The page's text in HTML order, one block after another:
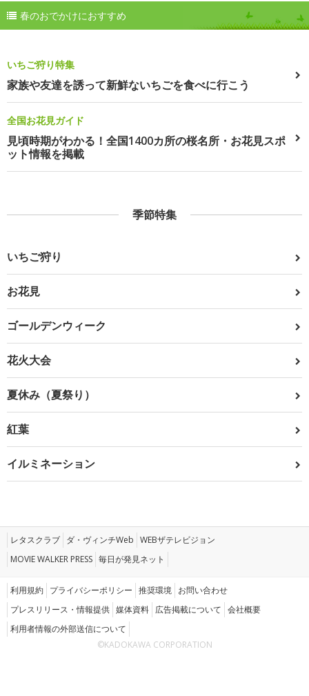
春のおでかけにおすすめ
いちご狩り特集
家族や友達を誘って新鮮ないちごを食べに行こう
全国お花見ガイド
見頃時期がわかる！全国1400カ所の桜名所・お花見スポ
ット情報を掲載
季節特集
いちご狩り
お花見
ゴールデンウィーク
花火大会
夏休み（夏祭り）
紅葉
イルミネーション
レタスクラブ ダ・ヴィンチWeb WEBザテレビジョン
MOVIE WALKER PRESS 毎日が発見ネット
利用規約 プライバシーポリシー 推奨環境 お問い合わせ
プレスリリース・情報提供 媒体資料 広告掲載について 会社概要
利用者情報の外部送信について
©KADOKAWA CORPORATION